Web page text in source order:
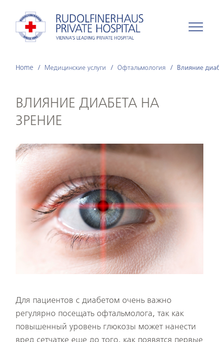
ВЛИЯНИЕ ДИАБЕТА НА
ЗРЕНИЕ
Home Медицинские услуги Офтальмология Влияние
Для пациентов с диабетом очень важно
регулярно посещать офтальмолога, так как
повышенный уровень глюкозы может нанести
вред сетчатке еще до того, как появятся первые